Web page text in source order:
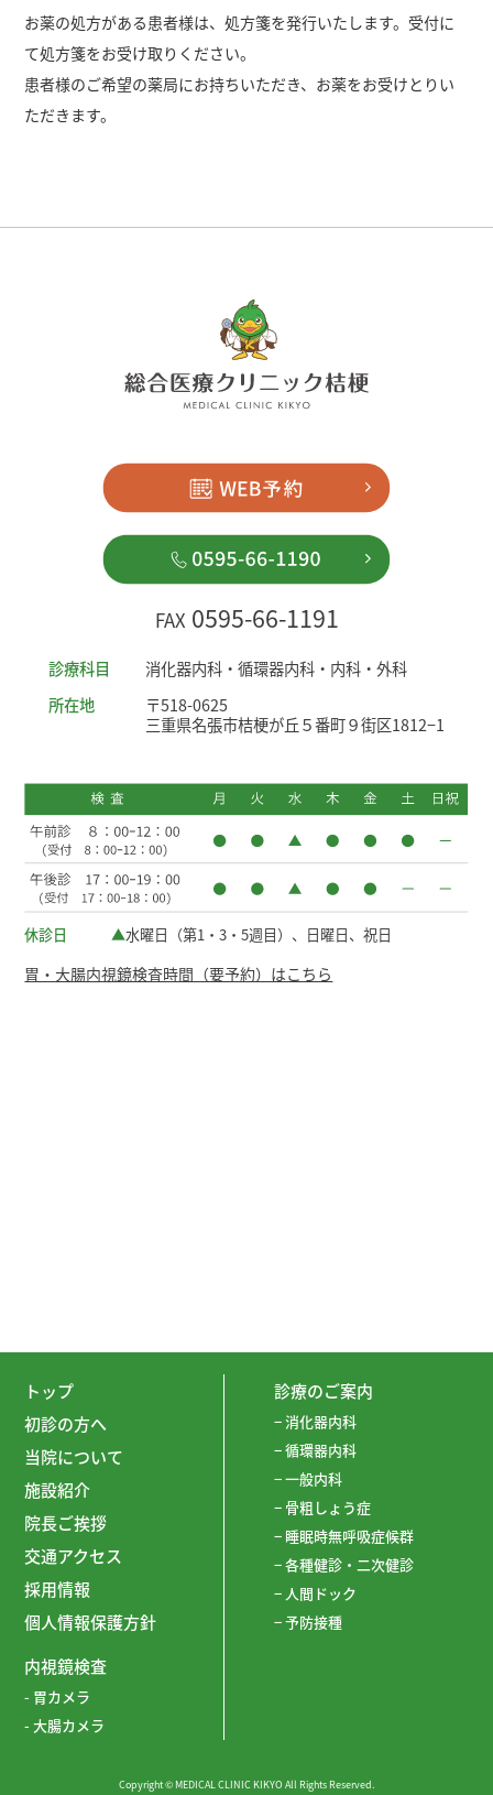
お薬の処方がある患者様は、処方箋を発行いたします。受付に
て処方箋をお受け取りください。
患者様のご希望の薬局にお持ちいただき、お薬をお受けとりい
ただきます。
FAX 0595-66-1191
診療科目
消化器内科・循環器内科・内科・外科
所在地
〒518-0625
三重県名張市桔梗が丘５番町９街区1812−1
休診日 ▲水曜日（第1・3・5週目）、日曜日、祝日
胃・大腸内視鏡検査時間（要予約）はこちら
トップ
初診の方へ
当院について
施設紹介
院長ご挨拶
交通アクセス
採用情報
個人情報保護方針
内視鏡検査
- 胃カメラ
-大腸カメラ
診療のご案内
−消化器内科
−循環器内科
−一般内科
− 骨粗しょう症
− 睡眠時無呼吸症候群
−各種健診・二次健診
− 人間ドック
−予防接種
Copyright © MEDICAL CLINIC KIKYO All Rights Reserved.